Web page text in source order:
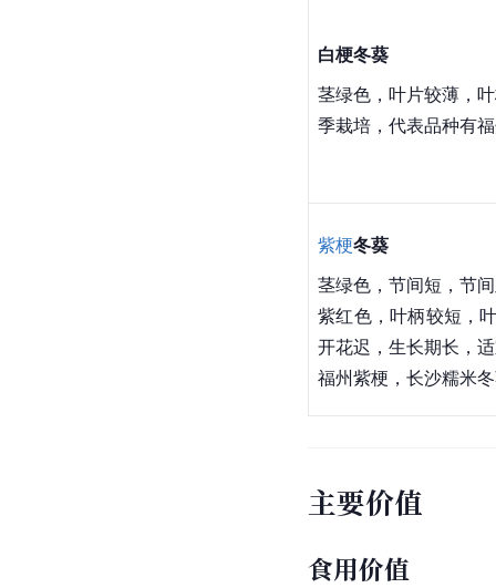
白梗冬葵
茎绿色，叶片较薄，
季栽培，代表品种有
紫梗冬葵
茎绿色，节间短，节
紫红色，叶柄较短，
开花迟，生长期长，
福州紫梗，长沙糯米
主要价值
食用价值